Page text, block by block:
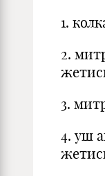
1.
2.
3.
4. уш